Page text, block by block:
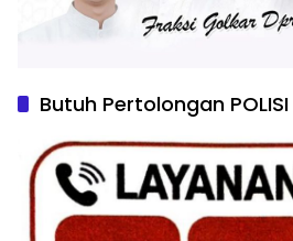
Butuh Pertolongan POLISI